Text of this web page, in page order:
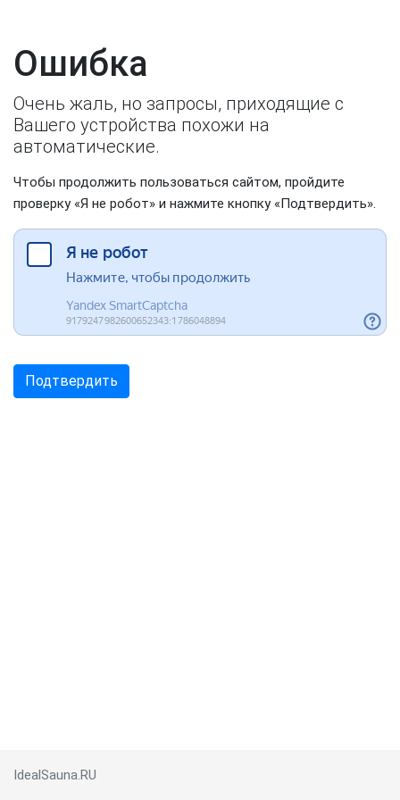
Ошибка
Очень жаль, но запросы, приходящие с
Вашего устройства похожи на
автоматические.
Чтобы продолжить пользоваться сайтом, пройдите
проверку «Я не робот» и нажмите кнопку «Подтвердить».
IdealSauna.RU